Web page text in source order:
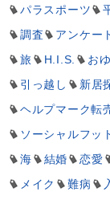
パラスポーツ
調査
アンケー
旅
H.I.S. お
引っ越し
新居
ヘルプマーク転
ソーシャルフッ
海
結婚 恋愛
メイク
難病